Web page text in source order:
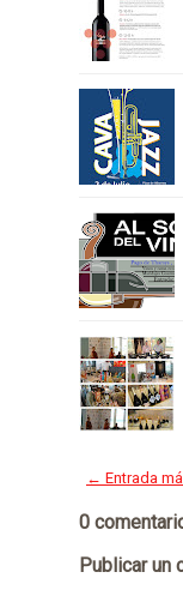
← Entrada
0
Publicar un